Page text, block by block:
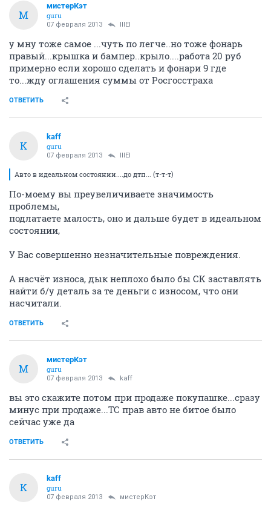
М
мистерКэт
guru
07 февраля 2013 lllEl
у мну тоже самое ...чуть по легче..но тоже фонарь
правый...крышка и бампер..крыло....работа 20 руб
примерно если хорошо сделать и фонари 9 где
то...жду оглашения суммы от Росгосстраха
ОТВЕТИТЬ
K
kaff
guru
07 февраля 2013 lllEl
Авто в идеальном состоянии....до дтп... (т-т-т)
По-моему вы преувеличиваете значимость
проблемы,
подлатаете малость, оно и дальше будет в идеальном
состоянии,
У Вас совершенно незначительные повреждения.
А насчёт износа, дык неплохо было бы СК заставлять
найти б/у деталь за те деньги с износом, что они
насчитали.
ОТВЕТИТЬ
М
мистерКэт
guru
07 февраля 2013 kaff
вы это скажите потом при продаже покупашке...сразу
минус при продаже...ТС прав авто не битое было
сейчас уже да
ОТВЕТИТЬ
K
kaff
guru
07 февраля 2013 мистерКэт